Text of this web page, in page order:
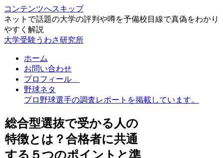
コンテンツへスキップ
ネットで話題の大学の評判や噂を予備校目線で真偽をわかり
やすく解説
大学受験うわさ研究所
ホーム
お問い合わせ
プロフィール
野球ネタ
プロ野球選手の調査レポートを掲載しています。
総合型選抜で受かる人の
特徴とは？合格者に共通
する５つのポイントと準